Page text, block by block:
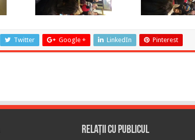
Twitter Google + LinkedIn Pinterest
Relații cu publicul